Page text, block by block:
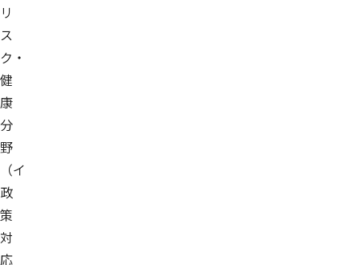
リ
ス
ク・
健
康
分
野
（イ
政
策
対
応